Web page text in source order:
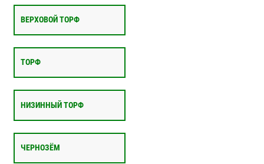
ВЕРХОВОЙ ТОРФ
ТОРФ
НИЗИННЫЙ ТОРФ
ЧЕРНОЗЁМ